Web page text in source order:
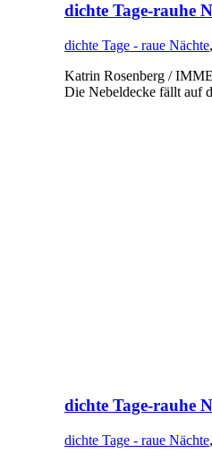
dichte Tage-rauhe
dichte Tage - raue Nächte,
Katrin Rosenberg /
Die Nebeldecke fällt auf
dichte Tage-rauhe
dichte Tage - raue Nächte,